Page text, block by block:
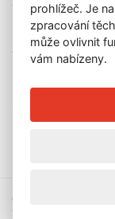
110 00 Praha 1
E-mail:
Telefon:
+420
OTEVÍRACÍ
© 2026 Galerie
Telefon:
prohlížeč. Je
zpracování
může ovlivnit
vám nabízeny.